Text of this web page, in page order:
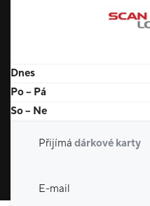
Dnes
Po – Pá
So – Ne
Přijímá dárkové karty
E-mail